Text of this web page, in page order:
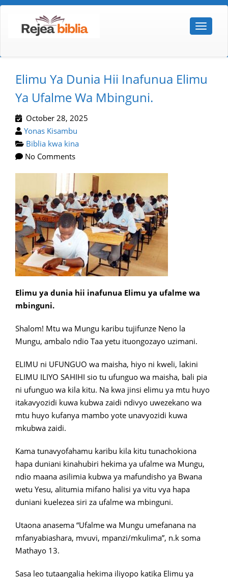
Elimu Ya Dunia Hii Inafunua Elimu
Ya Ufalme Wa Mbinguni.
October 28, 2025
Yonas Kisambu
Biblia kwa kina
No Comments
Elimu ya dunia hii inafunua Elimu ya ufalme wa
mbinguni.
Shalom! Mtu wa Mungu karibu tujifunze Neno la
Mungu, ambalo ndio Taa yetu ituongozayo uzimani.
ELIMU ni UFUNGUO wa maisha, hiyo ni kweli, lakini
ELIMU ILIYO SAHIHI sio tu ufunguo wa maisha, bali pia
ni ufunguo wa kila kitu. Na kwa jinsi elimu ya mtu huyo
itakavyozidi kuwa kubwa zaidi ndivyo uwezekano wa
mtu huyo kufanya mambo yote unavyozidi kuwa
mkubwa zaidi.
Kama tunavyofahamu karibu kila kitu tunachokiona
hapa duniani kinahubiri hekima ya ufalme wa Mungu,
ndio maana asilimia kubwa ya mafundisho ya Bwana
wetu Yesu, alitumia mifano halisi ya vitu vya hapa
duniani kuelezea siri za ufalme wa mbinguni.
Utaona anasema “Ufalme wa Mungu umefanana na
mfanyabiashara, mvuvi, mpanzi/mkulima”, n.k soma
Mathayo 13.
Sasa leo tutaangalia hekima iliyopo katika Elimu ya